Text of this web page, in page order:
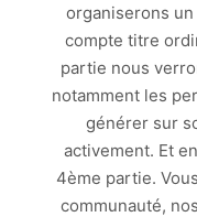
organiserons
compte titre
partie nous
notamment les
générer sur
activement. Et
4ème partie.
communauté,